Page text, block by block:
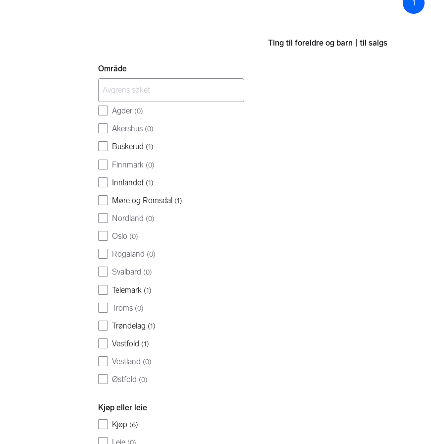
Område
Agder (0)
Akershus (0)
Buskerud (1)
Finnmark (0)
Innlandet (1)
Møre og Romsdal (1)
Nordland (0)
Oslo (0)
Rogaland (0)
Svalbard (0)
Telemark (1)
Troms (0)
Trøndelag (1)
Vestfold (1)
Vestland (0)
Østfold (0)
Kjøp eller leie
Kjøp (6)
Leie
1
Ting til foreldre og barn | til salgs